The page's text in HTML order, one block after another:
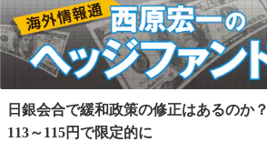
日銀会合で緩和政策の修正はあるのか？
113～115円で限定的に